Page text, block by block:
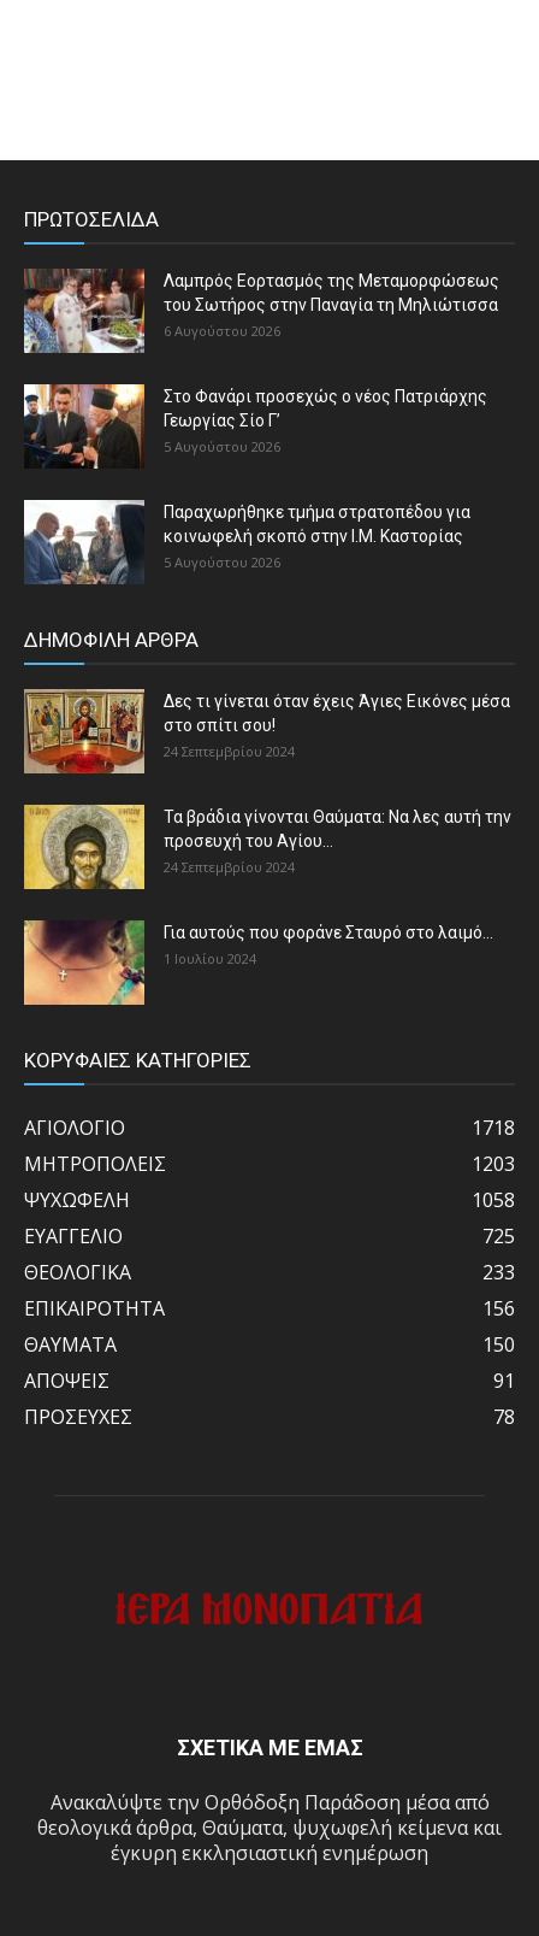
ΠΡΩΤΟΣΕΛΙΔΑ
Λαμπρός Εορτασμός της Μεταμορφώσεως
του Σωτήρος στην Παναγία τη Μηλιώτισσα
6 Αυγούστου 2026
Στο Φανάρι προσεχώς ο νέος Πατριάρχης
Γεωργίας Σίο Γ’
5 Αυγούστου 2026
Παραχωρήθηκε τμήμα στρατοπέδου για
κοινωφελή σκοπό στην Ι.Μ. Καστορίας
5 Αυγούστου 2026
ΔΗΜΟΦΙΛΗ ΑΡΘΡΑ
Δες τι γίνεται όταν έχεις Άγιες Εικόνες μέσα
στο σπίτι σου!
24 Σεπτεμβρίου 2024
Τα βράδια γίνονται Θαύματα: Να λες αυτή την
προσευχή του Αγίου...
24 Σεπτεμβρίου 2024
Για αυτούς που φοράνε Σταυρό στο λαιμό…
1 Ιουλίου 2024
ΚΟΡΥΦΑΙΕΣ ΚΑΤΗΓΟΡΙΕΣ
ΑΓΙΟΛΟΓΙΟ
1718
ΜΗΤΡΟΠΟΛΕΙΣ
1203
ΨΥΧΩΦΕΛΗ
1058
ΕΥΑΓΓΕΛΙΟ
725
ΘΕΟΛΟΓΙΚΑ
233
ΕΠΙΚΑΙΡΟΤΗΤΑ
156
ΘΑΥΜΑΤΑ
150
ΑΠΟΨΕΙΣ
91
ΠΡΟΣΕΥΧΕΣ
78
ΣΧΕΤΙΚΑ ΜΕ ΕΜΑΣ
Ανακαλύψτε την Ορθόδοξη Παράδοση μέσα από
θεολογικά άρθρα, Θαύματα, ψυχωφελή κείμενα και
έγκυρη εκκλησιαστική ενημέρωση